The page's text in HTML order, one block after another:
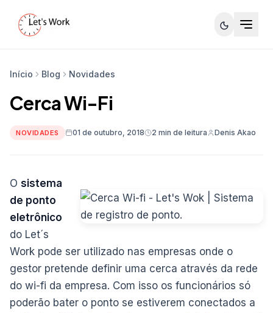
Início Blog Novidades
Cerca Wi-Fi
NOVIDADES 01 de outubro, 2018 2 min de leitura Denis Akao
O sistema
de ponto
eletrônico
do Let´s
Work pode ser utilizado nas empresas onde o
gestor pretende definir uma cerca através da rede
do wi-fi da empresa. Com isso os funcionários só
poderão bater o ponto se estiverem conectados a